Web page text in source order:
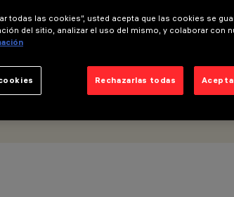
todas las cookies”, usted acepta que las cookies se
del sitio, analizar el uso del mismo, y colaborar con
Rechazarlas todas